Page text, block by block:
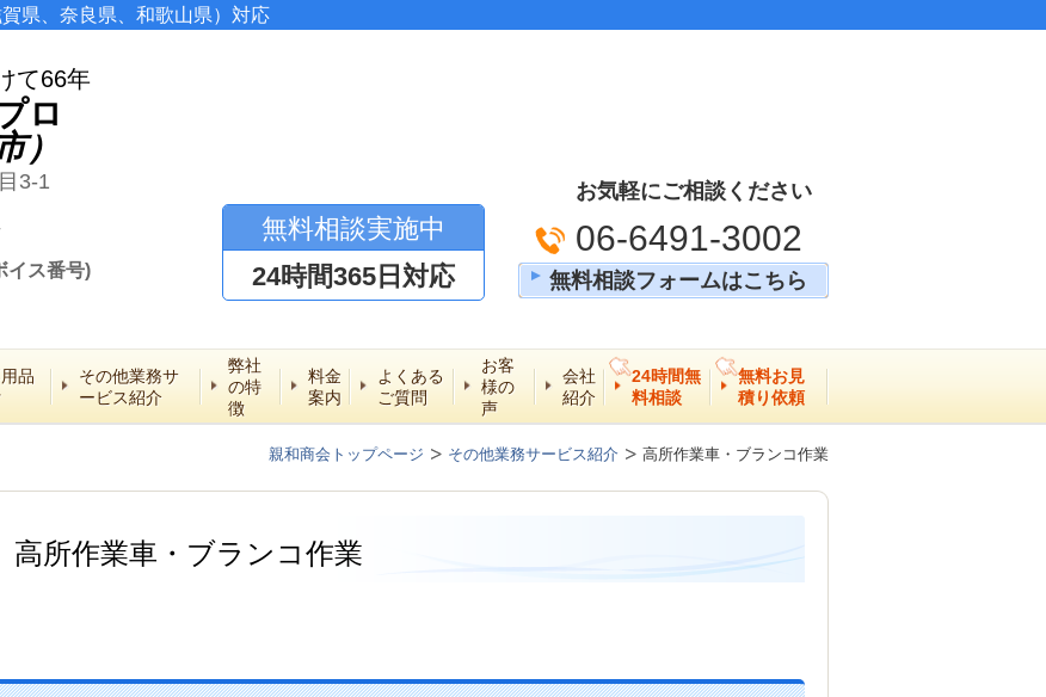
県、奈良県、和歌山県）対応
て66年
ロ
）
3-1
イス番号)
無料相談実施中
24時間365日対応
お気軽にご相談ください
06-6491-3002
無料相談フォームはこちら
品
その他業務サ
ービス紹介
弊社
の特
徴
料金
案内
よくある
ご質問
お客
様の
声
会社
紹介
24時間無
料相談
無料お見
積り依頼
親和商会トップページ その他業務サービス紹介 高所作業車・ブランコ作業
高所作業車・ブランコ作業